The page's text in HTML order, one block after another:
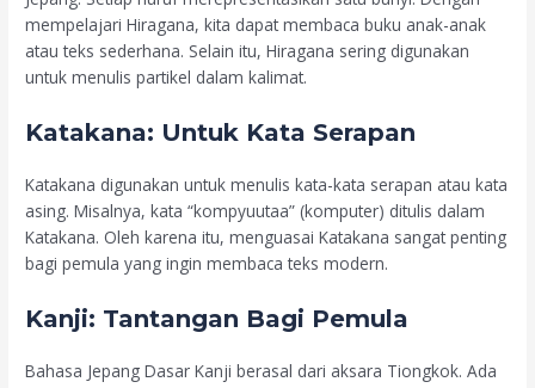
mempelajari Hiragana, kita dapat membaca buku anak-anak
atau teks sederhana. Selain itu, Hiragana sering digunakan
untuk menulis partikel dalam kalimat.
Katakana: Untuk Kata Serapan
Katakana digunakan untuk menulis kata-kata serapan atau kata
asing. Misalnya, kata “kompyuutaa” (komputer) ditulis dalam
Katakana. Oleh karena itu, menguasai Katakana sangat penting
bagi pemula yang ingin membaca teks modern.
Kanji: Tantangan Bagi Pemula
Bahasa Jepang Dasar Kanji berasal dari aksara Tiongkok. Ada